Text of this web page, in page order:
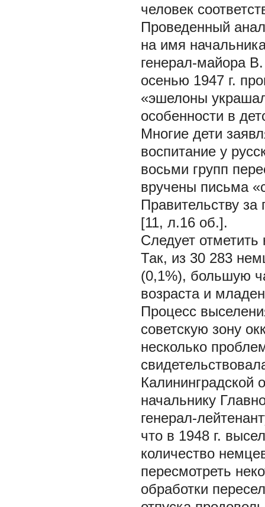
человек
Проведенный
на имя
генерал-майора
осенью 1947 г.
«эшелоны
особенности в
Многие дети
воспитание у
восьми групп
вручены письма
Правительству за
[11, л.16 об.].
Следует
Так, из 30 283
(0,1%), большую
возраста и
Процесс
советскую зону
несколько
Калининградской
начальнику
генерал-
что в 1948 г.
количество
пересмотреть
обработки